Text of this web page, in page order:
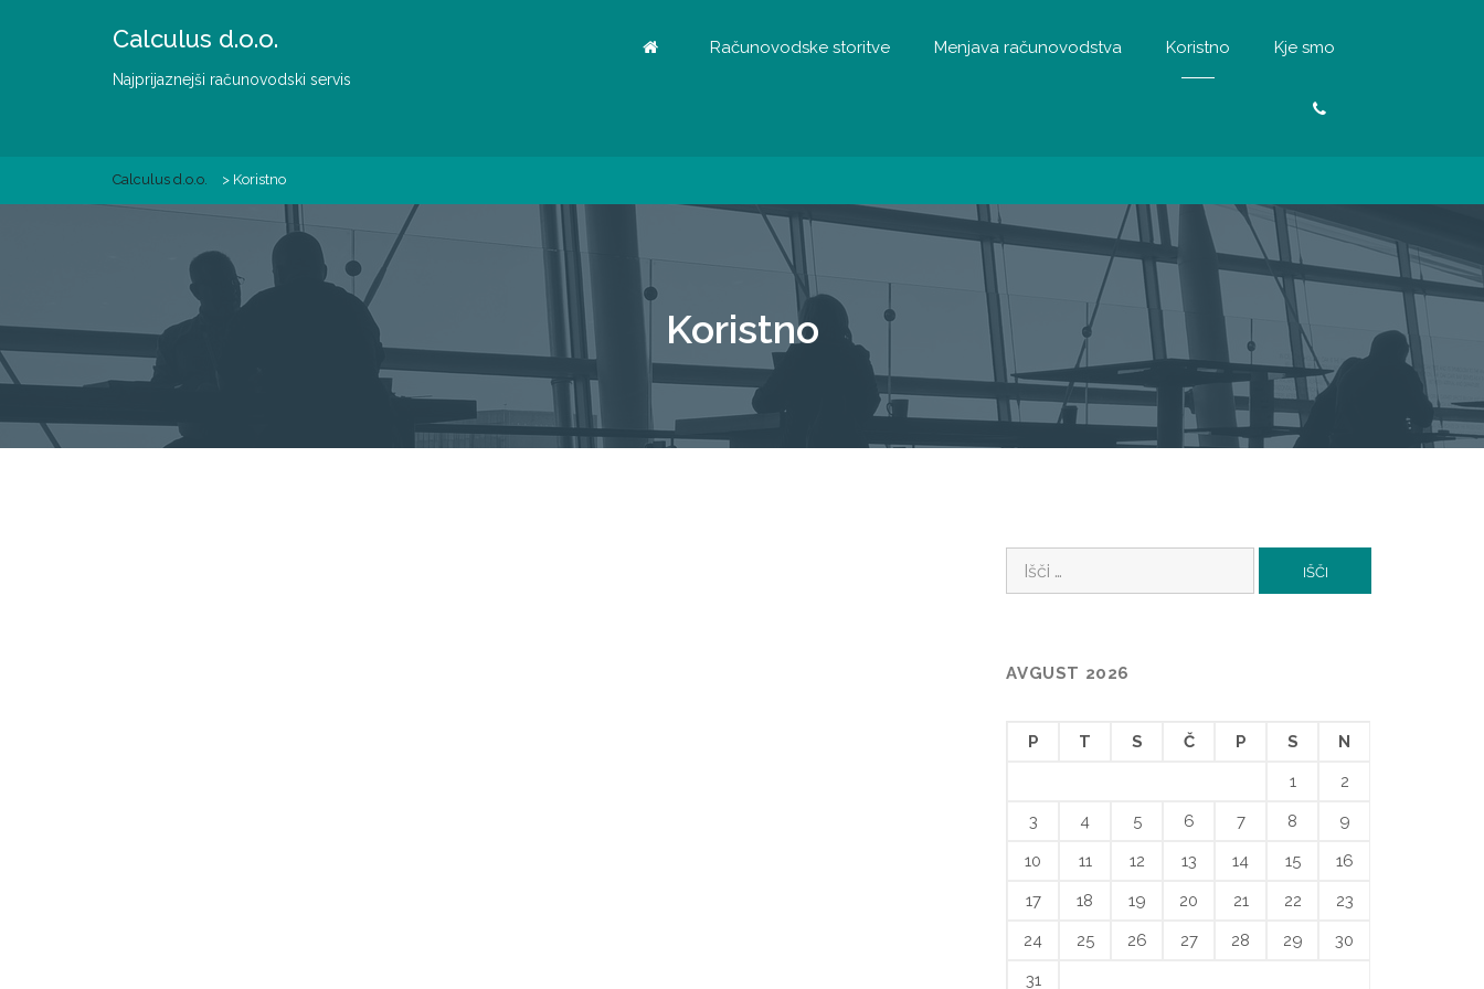
Calculus d.o.o.
Najprijaznejši računovodski servis
Računovodske storitve Menjava računovodstva Koristno Kje smo
Calculus d.o.o. > Koristno
Koristno
Išči:
AVGUST 2026
P T S Č P S
N
1
2
3
4 5 6 7 8
9
10
11 12 13 14 15
16
17
18 19 20 21 22
23
24
25 26 27 28 29
30
31